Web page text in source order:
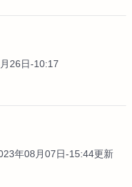
26日-10:17
年08月07日-15:44更新